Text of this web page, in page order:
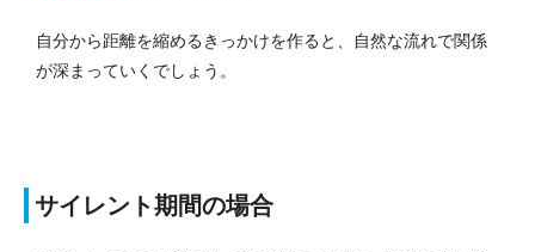
自分から距離を縮めるきっかけを作ると、自然な流れで関係
が深まっていくでしょう。
サイレント期間の場合